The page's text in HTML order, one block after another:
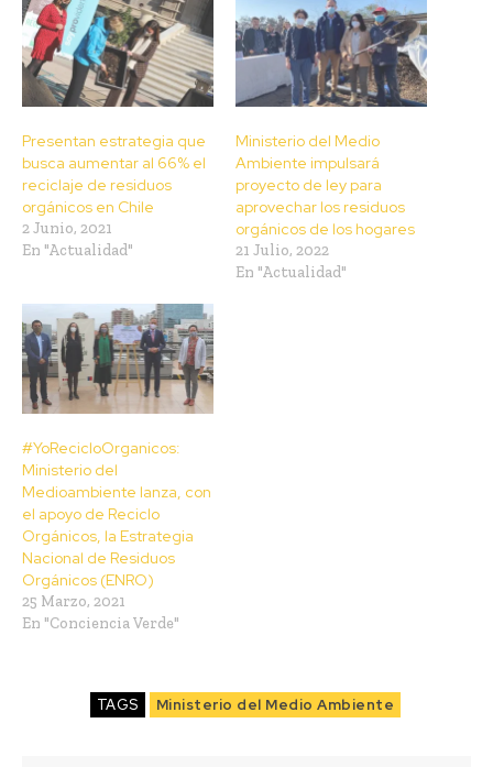
Presentan estrategia que
busca aumentar al 66% el
reciclaje de residuos
orgánicos en Chile
2 Junio, 2021
En "Actualidad"
Ministerio del Medio
Ambiente impulsará
proyecto de ley para
aprovechar los residuos
orgánicos de los hogares
21 Julio, 2022
En "Actualidad"
#YoRecicloOrganicos:
Ministerio del
Medioambiente lanza, con
el apoyo de Reciclo
Orgánicos, la Estrategia
Nacional de Residuos
Orgánicos (ENRO)
25 Marzo, 2021
En "Conciencia Verde"
TAGS Ministerio del Medio Ambiente